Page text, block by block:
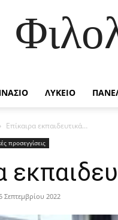
ΛΥΚΕΙΟ
Επίκαιρα εκπαιδευτικά…
προσεγγίσεις
Σεπτεμβρίου 2022